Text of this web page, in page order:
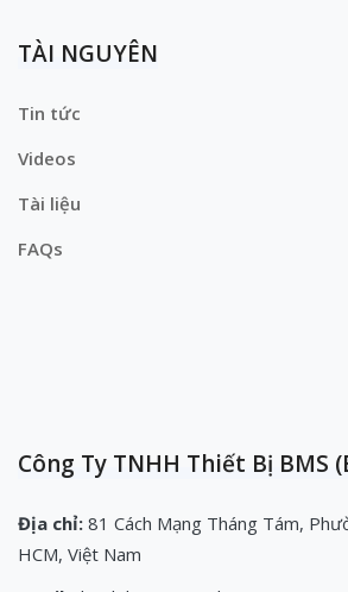
TÀI NGUYÊN
Tin tức
Videos
Tài liệu
FAQs
Công Ty TNHH Thiết Bị BMS
Địa chỉ: 81 Cách Mạng Tháng Tám,
HCM, Việt Nam